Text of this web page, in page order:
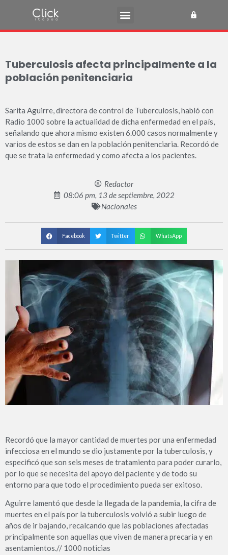
Tuberculosis afecta principalmente a la
población penitenciaria
Sarita Aguirre, directora de control de Tuberculosis, habló con
Radio 1000 sobre la actualidad de dicha enfermedad en el país,
señalando que ahora mismo existen 6.000 casos normalmente y
varios de estos se dan en la población penitenciaria. Recordó de
que se trata la enfermedad y como afecta a los pacientes.
Redactor
08:06 pm, 13 de septiembre, 2022
Nacionales
Facebook Twitter WhatsApp
Recordó que la mayor cantidad de muertes por una enfermedad
infecciosa en el mundo se dio justamente por la tuberculosis, y
especificó que son seis meses de tratamiento para poder curarlo,
por lo que se necesita del apoyo del paciente y de todo su
entorno para que todo el procedimiento pueda ser exitoso.
Aguirre lamentó que desde la llegada de la pandemia, la cifra de
muertes en el país por la tuberculosis volvió a subir luego de
años de ir bajando, recalcando que las poblaciones afectadas
principalmente son aquellas que viven de manera precaria y en
asentamientos.// 1000 noticias